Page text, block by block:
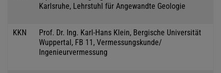
Karlsruhe, Lehrstuhl für Angewandte Geologie
KKN
Prof. Dr. Ing. Karl-Hans Klein, Bergische Universität
Wuppertal, FB 11, Vermessungskunde/
Ingenieurvermessung